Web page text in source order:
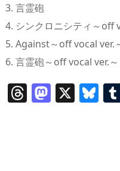
3. 言霊砲
4. シンクロニシティ～off
5. Against～off vocal ver.
6. 言霊砲～off vocal ver.～
T M X Bl